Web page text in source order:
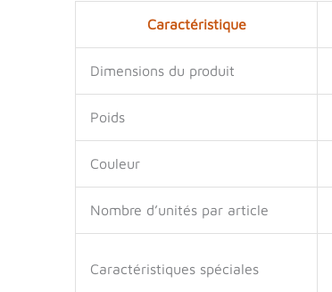
Caractéristique
Dimensions du produit
Poids
Couleur
Nombre d’unités par article
Caractéristiques spéciales